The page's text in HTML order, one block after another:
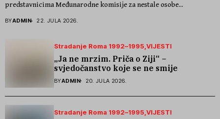
predstavnicima Međunarodne komisije za nestale osobe...
BYADMIN 22. JULA 2026.
Stradanje Roma 1992–1995 VIJESTI
„Ja ne mrzim. Priča o Ziji“ –
svjedočanstvo koje se ne smije
zaboraviti
BYADMIN 20. JULA 2026.
Stradanje Roma 1992–1995 VIJESTI